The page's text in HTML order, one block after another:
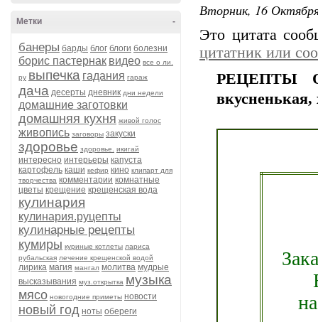
-
Метки
банеры барды блог блоги болезни
борис пастернак видео все о ли.
ру выпечка гадания гараж
дача десерты дневник дни недели
домашние заготовки
домашняя кухня живой голос
живопись заговоры закуски
здоровье здоровье. икигай
интересно интерьеры капуста
картофель каши кефир кино клипарт для
творчества комментарии комнатные
цветы крещение крещенская вода
кулинария
кулинария.руцепты
кулинарные рецепты
кумиры куриные котлеты лариса
рубальская лечение крещенской водой
лирика магия мангал молитва мудрые
высказывания муз.открытка музыка
мясо новогодние приметы новости
новый год ноты обереги
Вторник, 16
Это цитата
цитатник или
РЕЦЕПТЫ
вкусненькая,